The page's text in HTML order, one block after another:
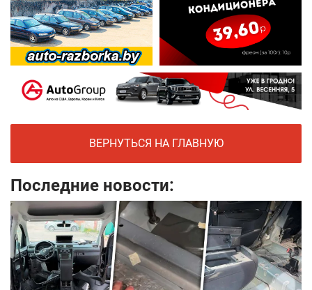
ВЕРНУТЬСЯ НА ГЛАВНУЮ
Последние новости: